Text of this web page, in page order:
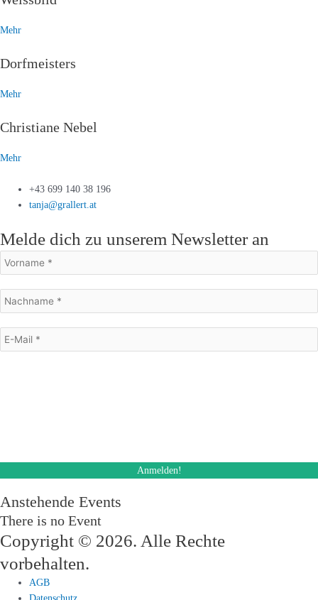
Mehr
Dorfmeisters
Mehr
Christiane Nebel
Mehr
+43 699 140 38 196
tanja@grallert.at
Melde dich zu unserem Newsletter an
Anstehende Events
There is no Event
Copyright © 2026. Alle Rechte
vorbehalten.
AGB